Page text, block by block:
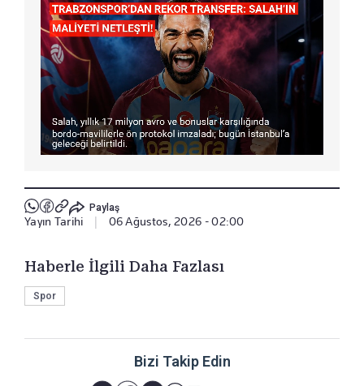
Paylaş
Yayın Tarihi 06 Ağustos, 2026 - 02:00
Haberle İlgili Daha Fazlası
Spor
Bizi Takip Edin